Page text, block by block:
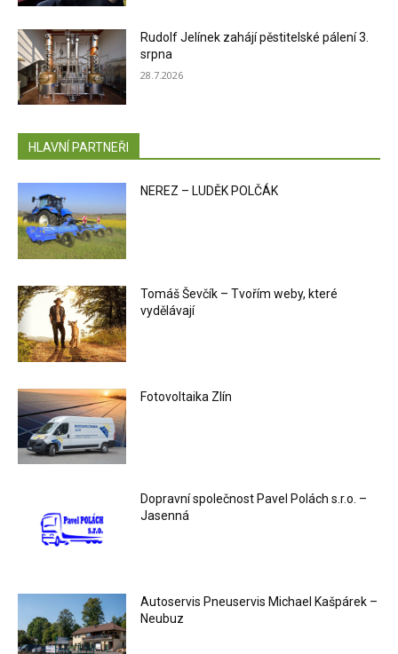
Rudolf Jelínek zahájí pěstitelské pálení 3.
srpna
28.7.2026
HLAVNÍ PARTNEŘI
NEREZ – LUDĚK POLČÁK
Tomáš Ševčík – Tvořím weby, které
vydělávají
Fotovoltaika Zlín
Dopravní společnost Pavel Polách s.r.o. –
Jasenná
Autoservis Pneuservis Michael Kašpárek –
Neubuz